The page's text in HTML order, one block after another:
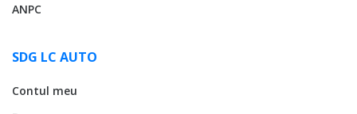
ANPC
SDG LC AUTO
Contul meu